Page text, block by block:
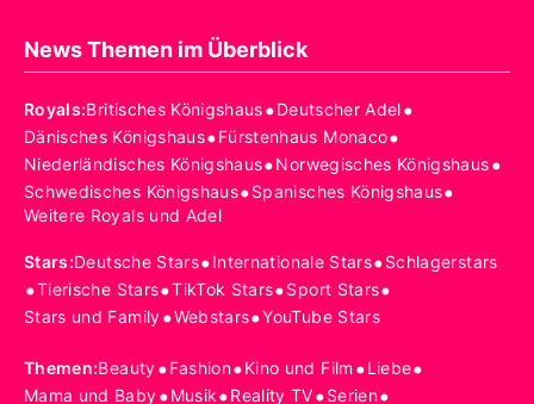
News Themen im Überblick
Royals:Britisches Königshaus•Deutscher Adel•
Dänisches Königshaus•Fürstenhaus Monaco•
Niederländisches Königshaus•Norwegisches Königshaus•
Schwedisches Königshaus•Spanisches Königshaus•
Weitere Royals und Adel
Stars:Deutsche Stars•Internationale Stars•Schlagerstars
•Tierische Stars•TikTok Stars•Sport Stars•
Stars und Family•Webstars•YouTube Stars
Themen:Beauty•Fashion•Kino und Film •Liebe•
Mama und Baby•Musik•Reality TV•Serien•